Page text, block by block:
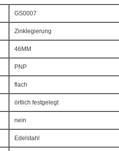
GS0007
Zinklegierung
46MM
PNP
flach
örtlich festgelegt
nein
Edelstahl